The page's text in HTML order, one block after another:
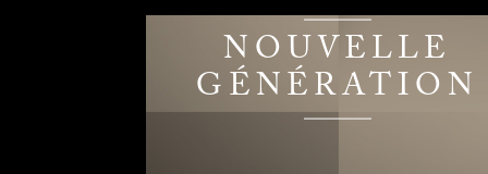
NOUVELLE
GÉNÉRATION